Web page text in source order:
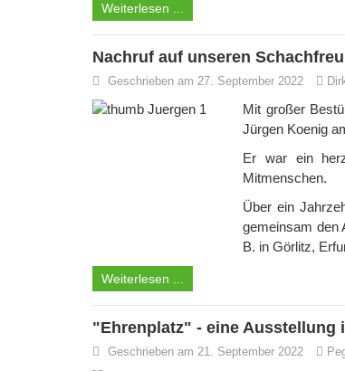
Weiterlesen ...
Nachruf auf unseren
Geschrieben am 27. September 2022
Mit großer
Jürgen Koenig
Er war ein
Mitmenschen.
Über ein
gemeinsam den
B. in Görlitz,
Weiterlesen ...
"Ehrenplatz" - eine Ausstellung
Geschrieben am 21. September 2022